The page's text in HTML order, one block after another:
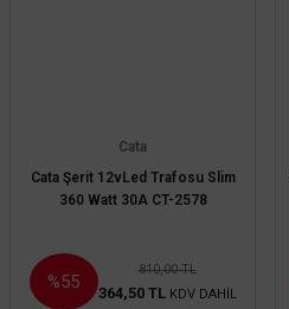
Cata
Cata Şerit 12vLed Trafosu Slim
360 Watt 30A CT-2578
%55
810,00 TL
364,50 TL KDV DAHİL